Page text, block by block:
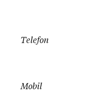
Telefon
Mobil